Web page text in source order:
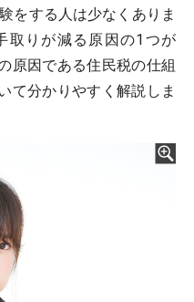
をする人は少なくありま
取りが減る原因の1つが
原因である住民税の仕組
て分かりやすく解説しま